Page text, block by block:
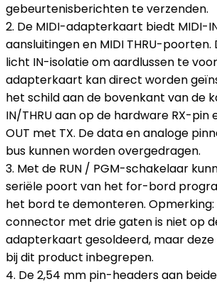
gebeurtenisberichten te verzenden.
2. De MIDI-adapterkaart biedt MIDI-
aansluitingen en MIDI THRU-poorten.
licht IN-isolatie om aardlussen te
adapterkaart kan direct worden
het schild aan de bovenkant van de
IN/THRU aan op de hardware RX-pin
OUT met TX. De data en analoge
bus kunnen worden overgedragen.
3. Met de RUN / PGM-schakelaar
seriële poort van het for-bord
het bord te demonteren. Opmerking:
connector met drie gaten is niet op
adapterkaart gesoldeerd, maar
bij dit product inbegrepen.
4. De 2,54 mm pin-headers aan